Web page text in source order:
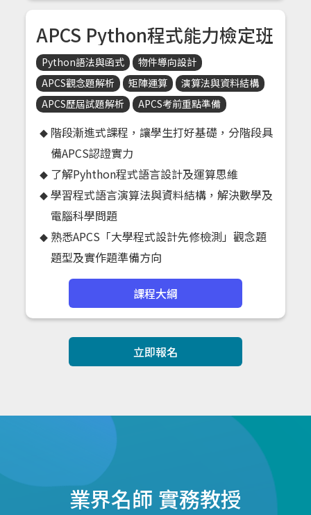
APCS Python程式能力檢定班
Python語法與函式
物件導向設計
APCS觀念題解析
矩陣運算
演算法與資料結構
APCS歷屆試題解析
APCS考前重點準備
階段漸進式課程，讓學生打好基礎，分階段具
備APCS認證實力
了解Pyhthon程式語言設計及運算思維
學習程式語言演算法與資料結構，解決數學及
電腦科學問題
熟悉APCS「大學程式設計先修檢測」觀念題
題型及實作題準備方向
課程大綱
立即報名
業界名師 實務教授